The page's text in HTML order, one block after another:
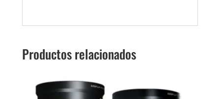
Productos relacionados